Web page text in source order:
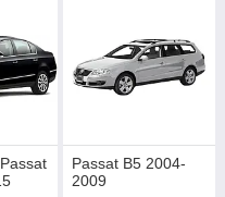
Passat B5 2004-
2009